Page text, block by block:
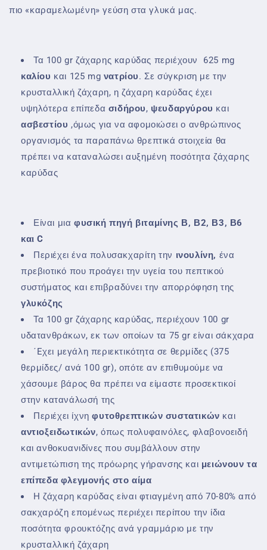
πιο «καραμελωμένη» γεύση στα γλυκά μας.
Τα 100 gr ζάχαρης καρύδας περιέχουν 625 mg
καλίου και 125 mg νατρίου. Σε σύγκριση με την
κρυσταλλική ζάχαρη, η ζάχαρη καρύδας έχει
υψηλότερα επίπεδα σιδήρου, ψευδαργύρου και
ασβεστίου ,όμως για να αφομοιώσει ο ανθρώπινος
οργανισμός τα παραπάνω θρεπτικά στοιχεία θα
πρέπει να καταναλώσει αυξημένη ποσότητα ζάχαρης
καρύδας
Είναι μια φυσική πηγή βιταμίνης Β, Β2, Β3, Β6
καιC
Περιέχει ένα πολυσακχαρίτη την ινουλίνη, ένα
πρεβιοτικό που προάγει την υγεία του πεπτικού
συστήματος και επιβραδύνει την απορρόφηση της
γλυκόζης
Τα 100 gr ζάχαρης καρύδας, περιέχουν 100 gr
υδατανθράκων, εκ των οποίων τα 75 gr είναι σάκχαρα
΄Eχει μεγάλη περιεκτικότητα σε θερμίδες (375
θερμίδες/ ανά 100 gr), οπότε αν επιθυμούμε να
χάσουμε βάρος θα πρέπει να είμαστε προσεκτικοί
στην κατανάλωσή της
Περιέχει ίχνηφυτοθρεπτικών συστατικών και
αντιοξειδωτικών, όπως πολυφαινόλες, φλαβονοειδή
και ανθοκυανιδίνες που συμβάλλουν στην
αντιμετώπιση της πρόωρης γήρανσης και μειώνουν τα
επίπεδα φλεγμονής στο αίμα
Η ζάχαρη καρύδας είναι φτιαγμένη από 70-80% από
σακχαρόζη επομένως περιέχει περίπου την ίδια
ποσότητα φρουκτόζης ανά γραμμάριο με την
κρυσταλλική ζάχαρη